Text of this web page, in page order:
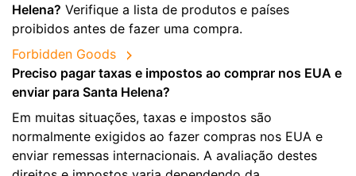
Helena? Verifique a lista de produtos e países
proibidos antes de fazer uma compra.
Forbidden Goods
Preciso pagar taxas e impostos ao comprar nos EUA e
enviar para Santa Helena?
Em muitas situações, taxas e impostos são
normalmente exigidos ao fazer compras nos EUA e
enviar remessas internacionais. A avaliação destes